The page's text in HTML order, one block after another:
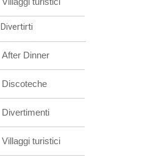
Divertirti
After Dinner
Discoteche
Divertimenti
Villaggi turistici